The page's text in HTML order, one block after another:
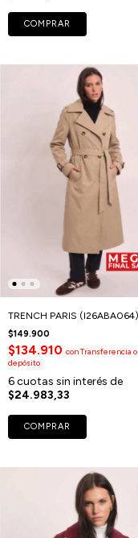
COMPRAR
TRENCH PARIS (I26ABA064)
$149.900
$134.910 conTransferencia o
depósito
6cuotas sin interés de
$24.983,33
COMPRAR